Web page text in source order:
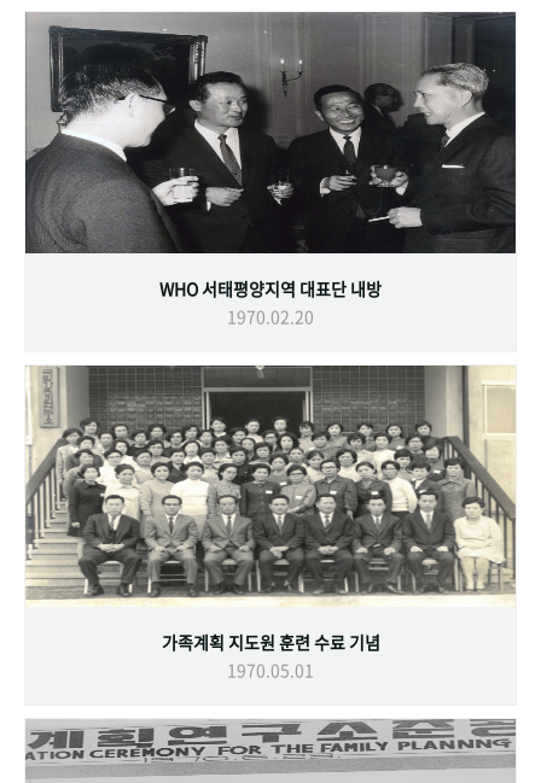
WHO 서태평양지역 대표단 내방
1970.02.20
가족계획 지도원 훈련 수료 기념
1970.05.01